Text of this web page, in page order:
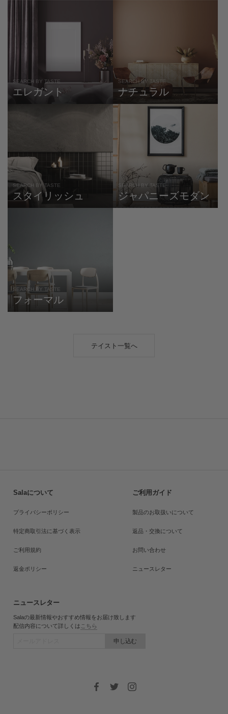
SEARCH BY TASTE
エレガント
SEARCH BY TASTE
ナチュラル
SEARCH BY TASTE
スタイリッシュ
SEARCH BY TASTE
ジャパニーズモダン
SEARCH BY TASTE
フォーマル
テイスト一覧へ
Salaについて
プライバシーポリシー
特定商取引法に基づく表示
ご利用規約
返金ポリシー
ご利用ガイド
製品のお取扱いについて
返品・交換について
お問い合わせ
ニュースレター
ニュースレター
Salaの最新情報やおすすめ情報をお届け致します
配信内容について詳しくは こちら
申し込む